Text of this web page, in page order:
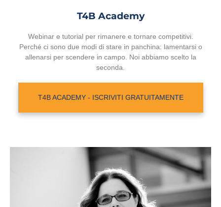
T4B Academy
Webinar e tutorial per rimanere e tornare competitivi.
Perché ci sono due modi di stare in panchina: lamentarsi o
allenarsi per scendere in campo. Noi abbiamo scelto la
seconda.
T4B ACADEMY - ISCRIVITI GRATUITAMENTE